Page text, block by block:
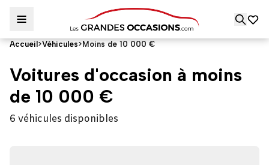
Accueil >Véhicules> Moins de 10 000 €
Voitures d'occasion à moins
de 10 000 €
6 véhicules disponibles